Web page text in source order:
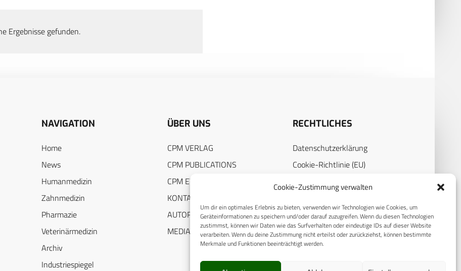
Cookie-Zustimmung verwalten
Um dir ein optimales Erlebnis zu bieten, verwenden wir Technologien wie Cookies, um
Geräteinformationen zu speichern und/oder darauf zuzugreifen. Wenn du diesen Technologien
zustimmst, können wir Daten wie das Surfverhalten oder eindeutige IDs auf dieser Website
verarbeiten. Wenn du deine Zustimmung nicht erteilst oder zurückziehst, können bestimmte
Merkmale und Funktionen beeinträchtigt werden.
Ergebnisse gefunden.
NAVIGATION
Home
News
Humanmedizin
Zahnmedizin
Pharmazie
Veterinärmedizin
Archiv
Industriespiegel
ÜBER UNS
CPM VERLAG
CPM PUBLICATIONS
CPM EVENTS
KONTAKT
AUTORENHINWEISE
MEDIADATEN
RECHTLICHES
Datenschutzerklärung
Cookie-Richtlinie (EU)
AGB
Impressum